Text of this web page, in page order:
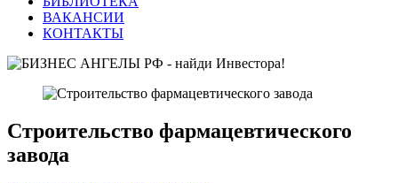
ВАКАНСИИ
КОНТАКТЫ
Строительство фармацевтического
завода